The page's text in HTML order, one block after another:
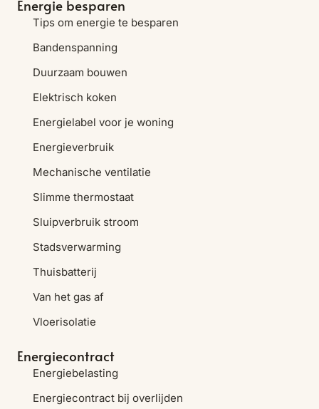
Energie besparen
Tips om energie te besparen
Bandenspanning
Duurzaam bouwen
Elektrisch koken
Energielabel voor je woning
Energieverbruik
Mechanische ventilatie
Slimme thermostaat
Sluipverbruik stroom
Stadsverwarming
Thuisbatterij
Van het gas af
Vloerisolatie
Energiecontract
Energiebelasting
Energiecontract bij overlijden